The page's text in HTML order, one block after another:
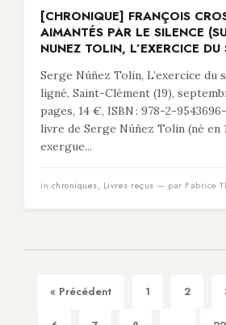
[CHRONIQUE] FRANÇOIS
AIMANTÉS PAR LE SILENCE
NUNEZ TOLIN, L’EXERCICE DU
Serge Núñez Tolin, L’exercice du
ligné, Saint-Clément (19),
pages, 14 €, ISBN : 978-2-
livre de Serge Núñez Tolin (né en
exergue...
in chroniques, Livres reçus — par Fabrice
« Précédent 1 2